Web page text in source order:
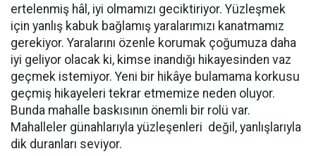
ertelenmiş hâl, iyi olmamızı geciktiriyor. Yüzleşmek
için yanlış kabuk bağlamış yaralarımızı kanatmamız
gerekiyor. Yaralarını özenle korumak çoğumuza daha
iyi geliyor olacak ki, kimse inandığı hikayesinden vaz
geçmek istemiyor. Yeni bir hikâye bulamama korkusu
geçmiş hikayeleri tekrar etmemize neden oluyor.
Bunda mahalle baskısının önemli bir rolü var.
Mahalleler günahlarıyla yüzleşenleri değil, yanlışlarıyla
dik duranları seviyor.